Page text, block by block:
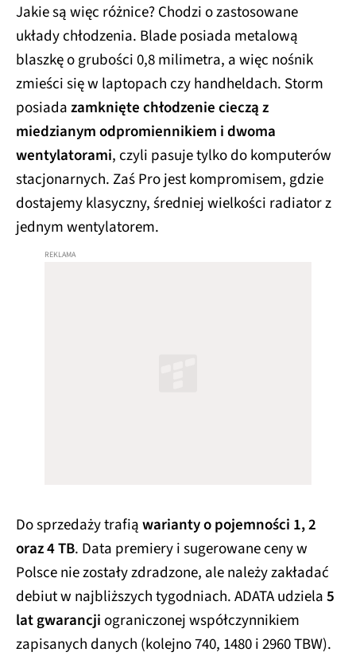
Jakie są więc różnice? Chodzi o zastosowane
układy chłodzenia. Blade posiada metalową
blaszkę o grubości 0,8 milimetra, a więc nośnik
zmieści się w laptopach czy handheldach. Storm
posiadazamknięte chłodzenie cieczą z
miedzianym odpromiennikiem i dwoma
wentylatorami, czyli pasuje tylko do komputerów
stacjonarnych. Zaś Pro jest kompromisem, gdzie
dostajemy klasyczny, średniej wielkości radiator z
jednym wentylatorem.
Do sprzedaży trafiąwarianty o pojemności 1, 2
oraz 4 TB. Data premiery i sugerowane ceny w
Polsce nie zostały zdradzone, ale należy zakładać
debiut w najbliższych tygodniach. ADATA udziela5
lat gwarancjiograniczonej współczynnikiem
zapisanych danych (kolejno 740, 1480 i 2960 TBW).